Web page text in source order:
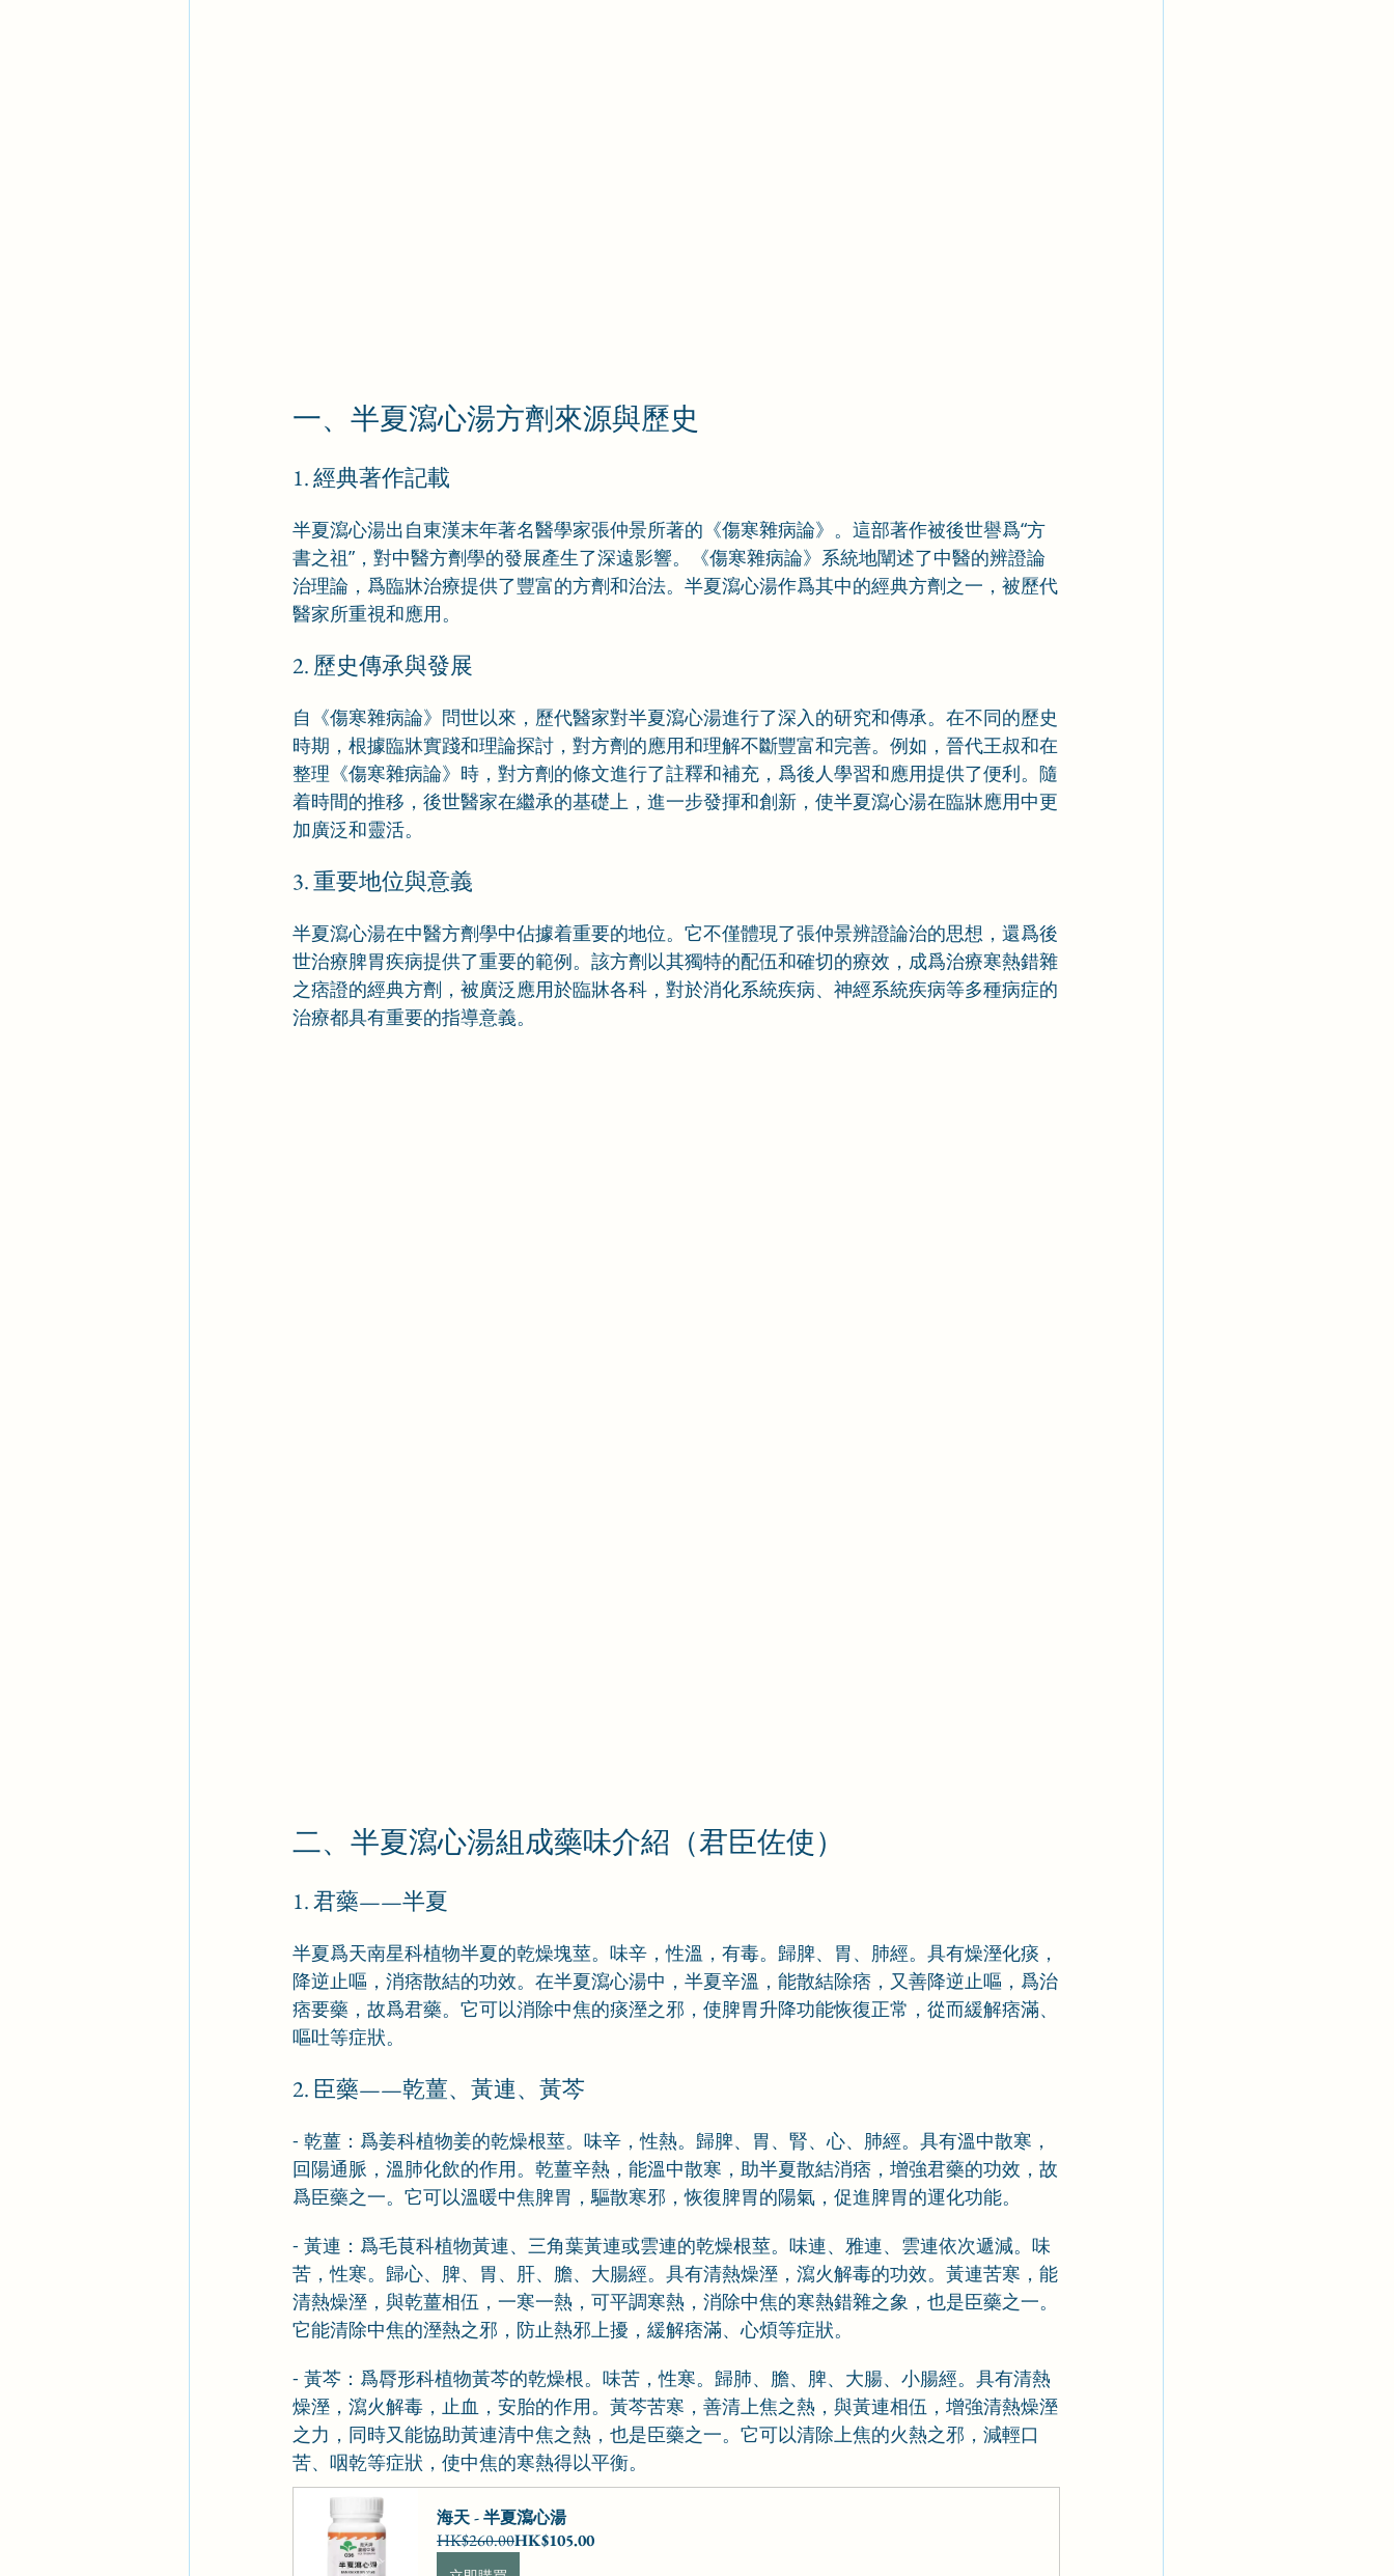
一、半夏瀉心湯方劑來源與歷史
1. 經典著作記載
半夏瀉心湯出自東漢末年著名醫學家張仲景所著的《傷寒雜病論》。這部著作被後世譽爲“方
書之祖”，對中醫方劑學的發展產生了深遠影響。《傷寒雜病論》系統地闡述了中醫的辨證論
治理論，爲臨牀治療提供了豐富的方劑和治法。半夏瀉心湯作爲其中的經典方劑之一，被歷代
醫家所重視和應用。
2. 歷史傳承與發展
自《傷寒雜病論》問世以來，歷代醫家對半夏瀉心湯進行了深入的研究和傳承。在不同的歷史
時期，根據臨牀實踐和理論探討，對方劑的應用和理解不斷豐富和完善。例如，晉代王叔和在
整理《傷寒雜病論》時，對方劑的條文進行了註釋和補充，爲後人學習和應用提供了便利。隨
着時間的推移，後世醫家在繼承的基礎上，進一步發揮和創新，使半夏瀉心湯在臨牀應用中更
加廣泛和靈活。
3. 重要地位與意義
半夏瀉心湯在中醫方劑學中佔據着重要的地位。它不僅體現了張仲景辨證論治的思想，還爲後
世治療脾胃疾病提供了重要的範例。該方劑以其獨特的配伍和確切的療效，成爲治療寒熱錯雜
之痞證的經典方劑，被廣泛應用於臨牀各科，對於消化系統疾病、神經系統疾病等多種病症的
治療都具有重要的指導意義。
二、半夏瀉心湯組成藥味介紹（君臣佐使）
1. 君藥——半夏
半夏爲天南星科植物半夏的乾燥塊莖。味辛，性溫，有毒。歸脾、胃、肺經。具有燥溼化痰，
降逆止嘔，消痞散結的功效。在半夏瀉心湯中，半夏辛溫，能散結除痞，又善降逆止嘔，爲治
痞要藥，故爲君藥。它可以消除中焦的痰溼之邪，使脾胃升降功能恢復正常，從而緩解痞滿、
嘔吐等症狀。
2. 臣藥——乾薑、黃連、黃芩
- 乾薑：爲姜科植物姜的乾燥根莖。味辛，性熱。歸脾、胃、腎、心、肺經。具有溫中散寒，
回陽通脈，溫肺化飲的作用。乾薑辛熱，能溫中散寒，助半夏散結消痞，增強君藥的功效，故
爲臣藥之一。它可以溫暖中焦脾胃，驅散寒邪，恢復脾胃的陽氣，促進脾胃的運化功能。
- 黃連：爲毛茛科植物黃連、三角葉黃連或雲連的乾燥根莖。味連、雅連、雲連依次遞減。味
苦，性寒。歸心、脾、胃、肝、膽、大腸經。具有清熱燥溼，瀉火解毒的功效。黃連苦寒，能
清熱燥溼，與乾薑相伍，一寒一熱，可平調寒熱，消除中焦的寒熱錯雜之象，也是臣藥之一。
它能清除中焦的溼熱之邪，防止熱邪上擾，緩解痞滿、心煩等症狀。
- 黃芩：爲脣形科植物黃芩的乾燥根。味苦，性寒。歸肺、膽、脾、大腸、小腸經。具有清熱
燥溼，瀉火解毒，止血，安胎的作用。黃芩苦寒，善清上焦之熱，與黃連相伍，增強清熱燥溼
之力，同時又能協助黃連清中焦之熱，也是臣藥之一。它可以清除上焦的火熱之邪，減輕口
苦、咽乾等症狀，使中焦的寒熱得以平衡。
海天 - 半夏瀉心湯
HK$260.00HK$105.00